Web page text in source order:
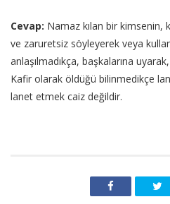
Cevap: Namaz kılan bir kimsenin,
ve zaruretsiz söyleyerek veya
anlaşılmadıkça, başkalarına
Kafir olarak öldüğü bilinmedikçe
lanet etmek caiz değildir.